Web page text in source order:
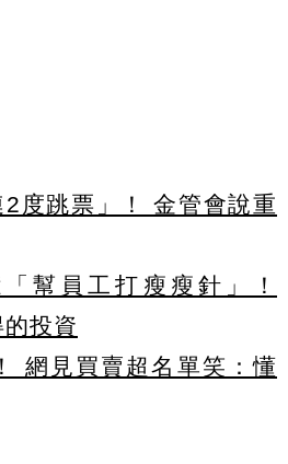
度跳票」！ 金管會說重
幫員工打瘦瘦針」！
投資
網見買賣超名單笑：懂